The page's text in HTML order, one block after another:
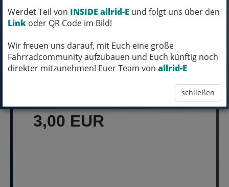
Werdet Teil von INSIDE allrid-E und folgt uns über den
Link oder QR Code im Bild!
Wir freuen uns darauf, mit Euch eine große
Fahrradcommunity aufzubauen und Euch künftig noch
direkter mitzunehmen! Euer Team von allrid-E
schließen
Art.Nr. E260
Farbe: black
MICH KANNST DU BESTELLEN - MIT
3,00 EUR